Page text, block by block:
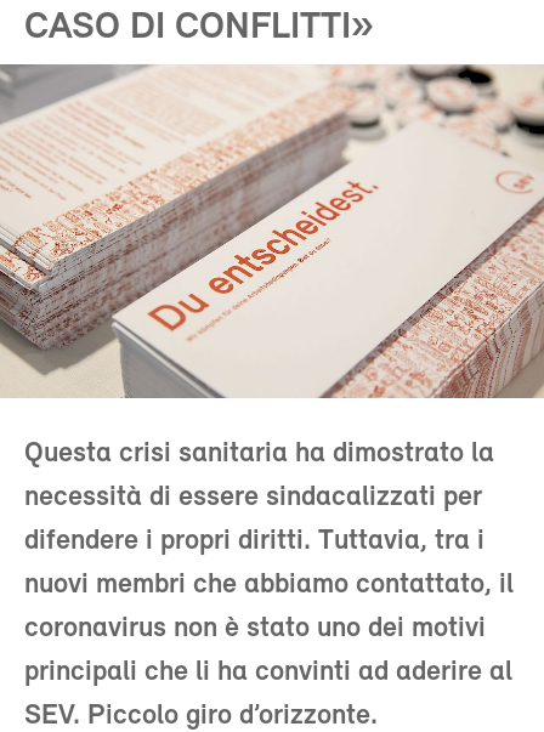
CASO DI CONFLITTI»
Questa crisi sanitaria ha dimostrato la
necessità di essere sindacalizzati per
difendere i propri diritti. Tuttavia, tra i
nuovi membri che abbiamo contattato, il
coronavirus non è stato uno dei motivi
principali che li ha convinti ad aderire al
SEV. Piccolo giro d’orizzonte.